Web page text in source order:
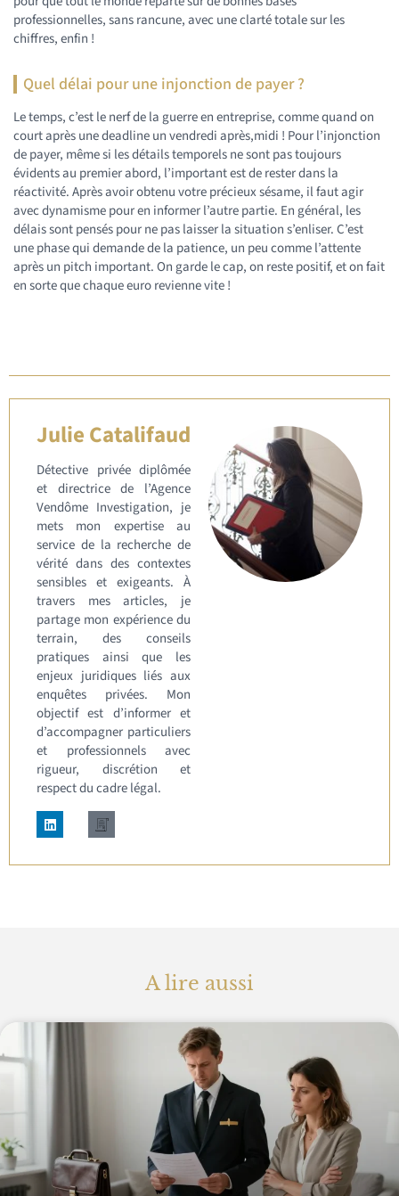
professionnelles, sans rancune, avec une clarté totale sur les
chiffres, enfin !
Quel délai pour une injonction de payer ?
Le temps, c’est le nerf de la guerre en entreprise, comme quand on
court après une deadline un vendredi après,midi ! Pour l’injonction
de payer, même si les détails temporels ne sont pas toujours
évidents au premier abord, l’important est de rester dans la
réactivité. Après avoir obtenu votre précieux sésame, il faut agir
avec dynamisme pour en informer l’autre partie. En général, les
délais sont pensés pour ne pas laisser la situation s’enliser. C’est
une phase qui demande de la patience, un peu comme l’attente
après un pitch important. On garde le cap, on reste positif, et on fait
en sorte que chaque euro revienne vite !
Julie Catalifaud
Détective privée diplômée
et directrice de l’Agence
Vendôme Investigation, je
mets mon expertise au
service de la recherche de
vérité dans des contextes
sensibles et exigeants. À
travers mes articles, je
partage mon expérience du
terrain, des conseils
pratiques ainsi que les
enjeux juridiques liés aux
enquêtes privées. Mon
objectif est d’informer et
d’accompagner particuliers
et professionnels avec
rigueur, discrétion et
respect du cadre légal.
A lire aussi